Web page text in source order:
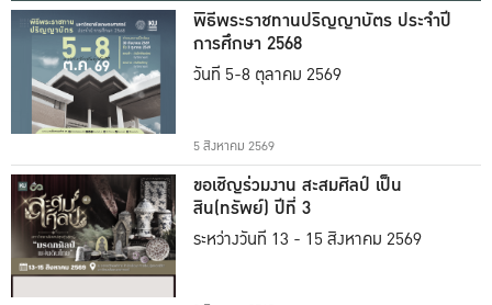
พิธีพระราชทานปริญญาบัตร ประจำปี
การศึกษา 2568
วันที่ 5-8 ตุลาคม 2569
5 สิงหาคม 2569
ขอเชิญร่วมงาน สะสมศิลป์ เป็น
สิน(ทรัพย์) ปีที่ 3
ระหว่างวันที่ 13 - 15 สิงหาคม 2569